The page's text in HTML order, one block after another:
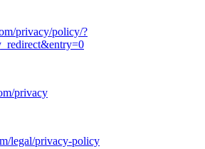
privacy/policy/?
privacy
legal/privacy-policy